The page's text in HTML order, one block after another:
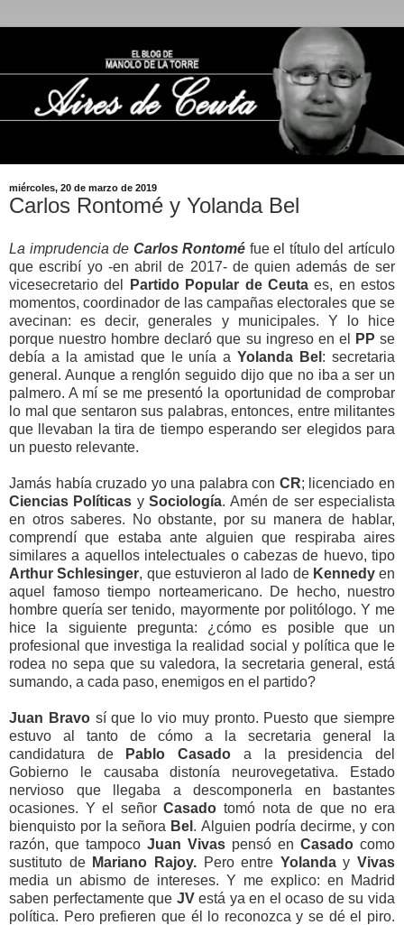
miércoles, 20 de marzo de 2019
Carlos Rontomé y Yolanda Bel
La imprudencia de Carlos Rontomé fue el título del artículo
que escribí yo -en abril de 2017- de quien además de ser
vicesecretario del
Partido Popular de Ceutaes, en estos
momentos, coordinador de las campañas electorales que se
avecinan: es decir, generales y municipales. Y lo hice
porque nuestro hombre declaró que su ingreso en el
PP se
debía a la amistad que le unía aYolanda Bel : secretaria
general. Aunque a renglón seguido dijo que no iba a ser un
palmero. A mí se me presentó la oportunidad de comprobar
lo mal que sentaron sus palabras, entonces, entre militantes
que llevaban la tira de tiempo esperando ser elegidos para
un puesto relevante.
Jamás había cruzado yo una palabra con CR; licenciado en
Ciencias Políticas ySociología. Amén de ser especialista
en otros saberes. No obstante, por su manera de hablar,
comprendí que estaba ante alguien que respiraba aires
similares a aquellos intelectuales o cabezas de huevo, tipo
Arthur Schlesinger, que estuvieron al lado de Kennedyen
aquel famoso tiempo norteamericano. De hecho, nuestro
hombre quería ser tenido, mayormente por politólogo. Y me
hice la siguiente pregunta: ¿cómo es posible que un
profesional que investiga la realidad social y política que le
rodea no sepa que su valedora, la secretaria general, está
sumando, a cada paso, enemigos en el partido?
Juan Bravo sí que lo vio muy pronto. Puesto que siempre
estuvo al tanto de cómo a la secretaria general la
candidatura de
Pablo Casado a la presidencia del
Gobierno le causaba distonía neurovegetativa. Estado
nervioso que llegaba a descomponerla en bastantes
ocasiones. Y el señorCasado tomó nota de que no era
bienquisto por la señora Bel . Alguien podría decirme, y con
razón, que tampoco Juan Vivas pensó en Casado como
sustituto de Mariano Rajoy. Pero entre Yolanday Vivas
media un abismo de intereses. Y me explico: en Madrid
saben perfectamente que JVestá ya en el ocaso de su vida
política. Pero prefieren que él lo reconozca y se dé el piro.